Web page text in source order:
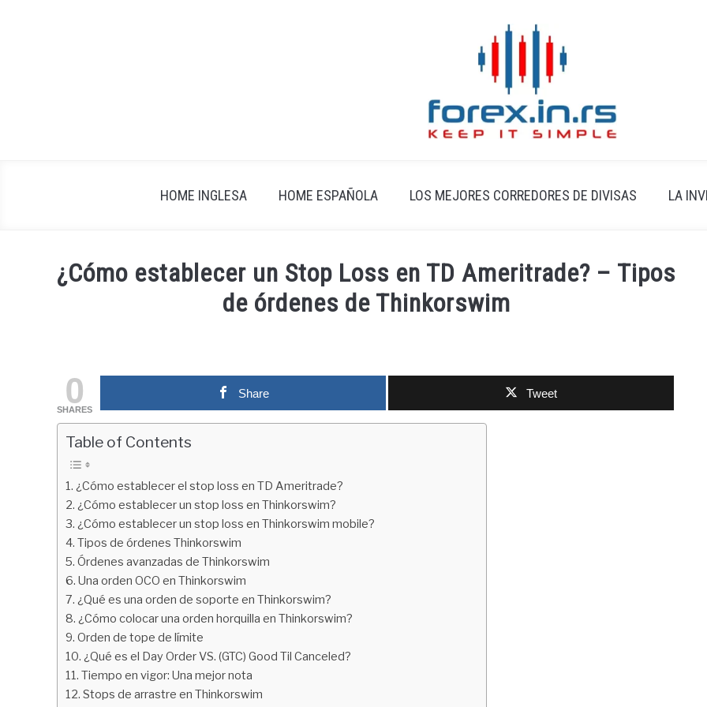
HOME INGLESA HOME ESPAÑOLA LOS MEJORES CORREDORES DE DIVISAS LA
¿Cómo establecer un Stop Loss en TD Ameritrade? – Tipos
de órdenes de Thinkorswim
in
Educación
financiera
0
SHARES
Share Tweet
Table of Contents
¿Cómo establecer el stop loss en TD Ameritrade?
¿Cómo establecer un stop loss en Thinkorswim?
¿Cómo establecer un stop loss en Thinkorswim mobile?
Tipos de órdenes Thinkorswim
Órdenes avanzadas de Thinkorswim
Una orden OCO en Thinkorswim
¿Qué es una orden de soporte en Thinkorswim?
¿Cómo colocar una orden horquilla en Thinkorswim?
Orden de tope de límite
¿Qué es el Day Order VS. (GTC) Good Til Canceled?
Tiempo en vigor: Una mejor nota
Stops de arrastre en Thinkorswim